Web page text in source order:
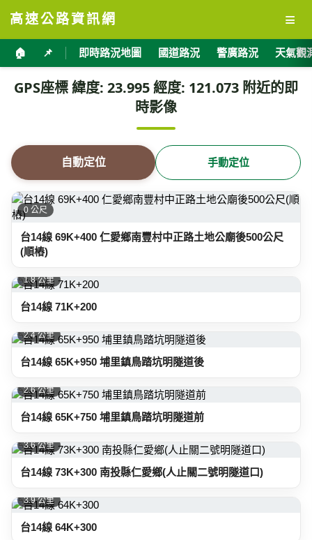
高速公路資訊網 ≡
🏠 📌 即時路況地圖 國道路況 警廣路況 天氣觀
GPS座標 緯度: 23.995 經度: 121.073 附近的即
時影像
自動定位 手動定位
0 公尺
台14線 69K+400 仁愛鄉南豐村中正路土地公廟後500公尺
(順樁)
1.8 公里
台14線 71K+200
2.4 公里
台14線 65K+950 埔里鎮鳥踏坑明隧道後
2.6 公里
台14線 65K+750 埔里鎮鳥踏坑明隧道前
3.6 公里
台14線 73K+300 南投縣仁愛鄉(人止關二號明隧道口)
3.9 公里
台14線 64K+300